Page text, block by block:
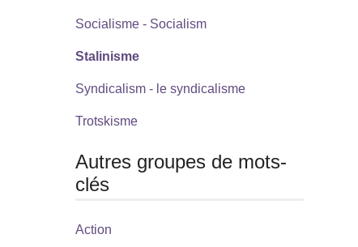
Socialisme - Socialism
Stalinisme
Syndicalism - le syndicalisme
Trotskisme
Autres groupes de mots-
clés
Action